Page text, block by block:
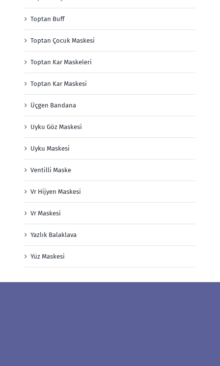
Toptan Buff
Toptan Çocuk Maskesi
Toptan Kar Maskeleri
Toptan Kar Maskesi
Üçgen Bandana
Uyku Göz Maskesi
Uyku Maskesi
Ventilli Maske
Vr Hijyen Maskesi
Vr Maskesi
Yazlık Balaklava
Yüz Maskesi